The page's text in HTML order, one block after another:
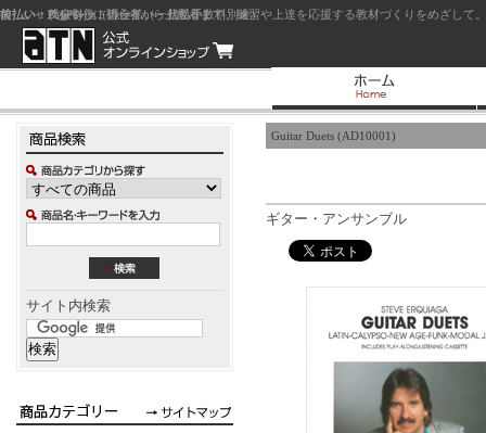
ジャズを中心に初心者から上級者まで、練習や上達を応援する教材づくりをめざし
サイト内検索
Guitar Duets (AD10001)
ギター・アンサンブル
前払い：クレジットカード（一括払い）
後払い：代金引換（現金払い・代引手数料別途）
前払い：PayPay